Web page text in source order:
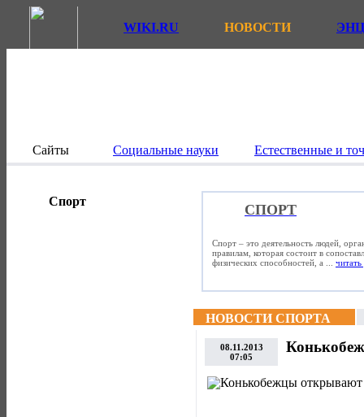
WIKI.RU НОВОСТИ
Сайты Социальные науки Естественные и
Спорт
СПОРТ
Спорт – это деятельность людей,
правилам, которая состоит в
физических способностей, а ... читать
НОВОСТИ СПОРТА
08.11.2013
07:05